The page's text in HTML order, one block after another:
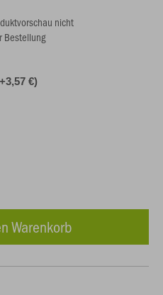
nicht
Bestellung
€)
Warenkorb